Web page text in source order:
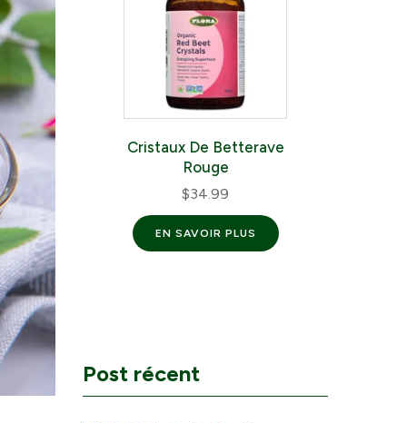
Cristaux De Betterave
Rouge
$34.99
EN SAVOIR PLUS
Post récent